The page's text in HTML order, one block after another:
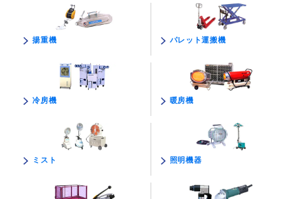
揚重機 パレット運搬機
冷房機 暖房機
ミスト 照明機器